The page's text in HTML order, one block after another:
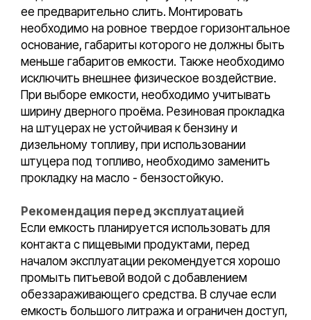
ее предварительно слить. Монтировать
необходимо на ровное твердое горизонтальное
основание, габариты которого не должны быть
меньше габаритов емкости. Также необходимо
исключить внешнее физическое воздействие.
При выборе емкости, необходимо учитывать
ширину дверного проёма. Резиновая прокладка
на штуцерах не устойчивая к бензину и
дизельному топливу, при использовании
штуцера под топливо, необходимо заменить
прокладку на масло - бензостойкую.
Рекомендация перед эксплуатацией
Если емкость планируется использовать для
контакта с пищевыми продуктами, перед
началом эксплуатации рекомендуется хорошо
промыть питьевой водой с добавлением
обеззараживающего средства. В случае если
емкость большого литража и ограничен доступ,